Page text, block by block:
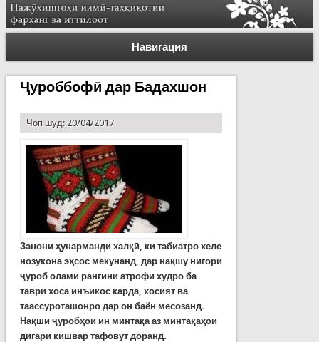
Навигация
Ҷуроббофӣ дар Бадахшон
Чоп шуд: 20/04/2017
Занони ҳунарманди халқӣ ки табиатро хеле
нозукона эҳсос мекунанд, дар нақшу нигори
ҷуроб олами рангини атрофи худро ба
таври хоса инъикос карда, хосият ва
таассуроташонро дар он баён месозанд.
Нақши ҷуробҳои ин минтақа аз минтақаҳои
дигари кишвар тафовут доранд.